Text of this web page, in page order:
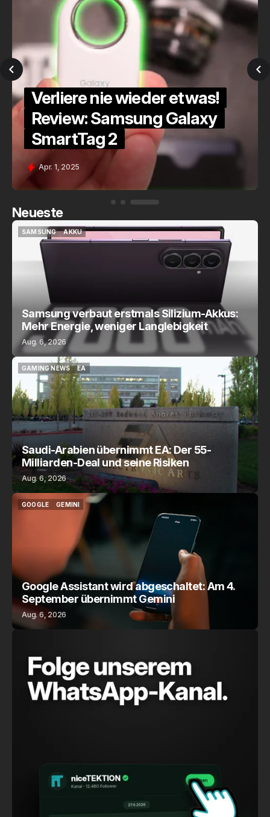
Nie wieder ausgesperrt?
Review: SwitchBot Lock Ultra
+ Keypad Vision
März 1, 2026
Neueste
SAMSUNG
SAMSUNG
AKKU
AKKU
Samsung verbaut erstmals Silizium-Akkus:
Mehr Energie, weniger Langlebigkeit
Aug. 6, 2026
GAMING NEWS
GAMING NEWS
EA
EA
Saudi-Arabien übernimmt EA: Der 55-
Milliarden-Deal und seine Risiken
Aug. 6, 2026
GOOGLE
GEMINI
Google Assistant wird abgeschaltet: Am 4.
September übernimmt Gemini
Aug. 6, 2026